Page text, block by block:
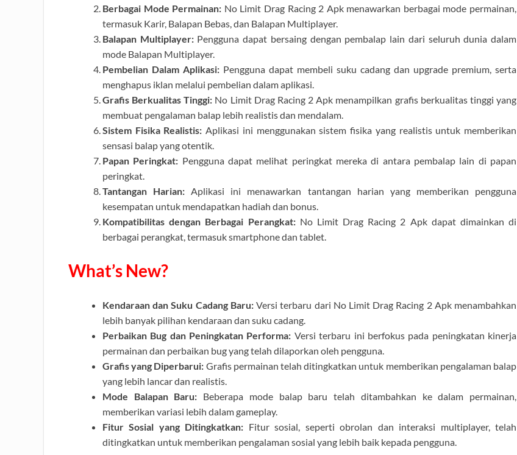
Berbagai Mode Permainan: No Limit Drag Racing 2 Apk menawarkan berbagai mode permainan,
termasuk Karir, Balapan Bebas, dan Balapan Multiplayer.
Balapan Multiplayer:Pengguna dapat bersaing dengan pembalap lain dari seluruh dunia dalam
mode Balapan Multiplayer.
Pembelian Dalam Aplikasi: Pengguna dapat membeli suku cadang dan upgrade premium, serta
menghapus iklan melalui pembelian dalam aplikasi.
Grafis Berkualitas Tinggi: No Limit Drag Racing 2 Apk menampilkan grafis berkualitas tinggi yang
membuat pengalaman balap lebih realistis dan mendalam.
Sistem Fisika Realistis: Aplikasi ini menggunakan sistem fisika yang realistis untuk memberikan
sensasi balap yang otentik.
Papan Peringkat: Pengguna dapat melihat peringkat mereka di antara pembalap lain di papan
peringkat.
Tantangan Harian: Aplikasi ini menawarkan tantangan harian yang memberikan pengguna
kesempatan untuk mendapatkan hadiah dan bonus.
Kompatibilitas dengan Berbagai Perangkat:No Limit Drag Racing 2 Apk dapat dimainkan di
berbagai perangkat, termasuk smartphone dan tablet.
What’s New?
Kendaraan dan Suku Cadang Baru:Versi terbaru dari No Limit Drag Racing 2 Apk menambahkan
lebih banyak pilihan kendaraan dan suku cadang.
Perbaikan Bug dan Peningkatan Performa: Versi terbaru ini berfokus pada peningkatan kinerja
permainan dan perbaikan bug yang telah dilaporkan oleh pengguna.
Grafis yang Diperbarui: Grafis permainan telah ditingkatkan untuk memberikan pengalaman balap
yang lebih lancar dan realistis.
Mode Balapan Baru: Beberapa mode balap baru telah ditambahkan ke dalam permainan,
memberikan variasi lebih dalam gameplay.
Fitur Sosial yang Ditingkatkan: Fitur sosial, seperti obrolan dan interaksi multiplayer, telah
ditingkatkan untuk memberikan pengalaman sosial yang lebih baik kepada pengguna.